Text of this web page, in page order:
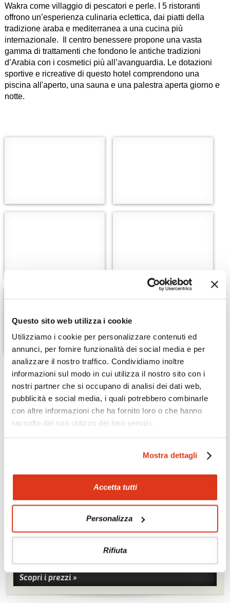
Questo sito web utilizza i cookie
Utilizziamo i cookie per personalizzare contenuti ed
annunci, per fornire funzionalità dei social media e per
analizzare il nostro traffico. Condividiamo inoltre
informazioni sul modo in cui utilizza il nostro sito con i
nostri partner che si occupano di analisi dei dati web,
pubblicità e social media, i quali potrebbero combinarle
con altre informazioni che ha fornito loro o che hanno
raccolto dal suo utilizzo dei loro servizi.
Mostra dettagli
Accetta tutti
Personalizza
Rifiuta
Wakra come villaggio di pescatori e perle. I 5 ristoranti
offrono un’esperienza culinaria eclettica, dai piatti della
tradizione araba e mediterranea a una cucina più
internazionale. Il centro benessere propone una vasta
gamma di trattamenti che fondono le antiche tradizioni
d’Arabia con i cosmetici più all’avanguardia. Le dotazioni
sportive e ricreative di questo hotel comprendono una
piscina all'aperto, una sauna e una palestra aperta giorno e
notte.
Offerte
Quotazioni di alcune proposte di viaggio, modificabili su
Scopri i prezzi »